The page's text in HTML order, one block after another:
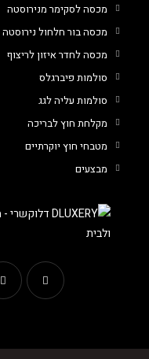
מכסה לסקימר מנירוסטה
מכסה בור חלחול נירוסטה
מכסה לחדר איזון לריצוף
סולמות פיברגלס
סולמות עליה לגג
מקלחת חוץ לבריכה
מטבחי חוץ יוקרתיים
מבצעים